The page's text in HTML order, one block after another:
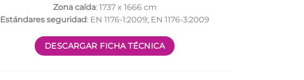
Zona caída: 1737 x 1666 cm
Estándares seguridad: EN 1176-1:2009; EN 1176-3:2009
DESCARGAR FICHA TÉCNICA